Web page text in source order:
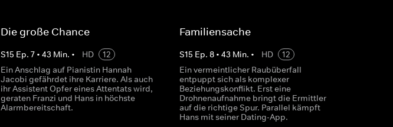
Die große Chance
S15 Ep. 7• 43 Min. • HD
12
Ein Anschlag auf Pianistin Hannah
Jacobi gefährdet ihre Karriere. Als auch
ihr Assistent Opfer eines Attentats wird,
geraten Franzi und Hans in höchste
Alarmbereitschaft.
Familiensache
S15 Ep. 8• 43 Min. • HD
12
Ein vermeintlicher Raubüberfall
entpuppt sich als komplexer
Beziehungskonflikt. Erst eine
Drohnenaufnahme bringt die Ermittler
auf die richtige Spur. Parallel kämpft
Hans mit seiner Dating-App.